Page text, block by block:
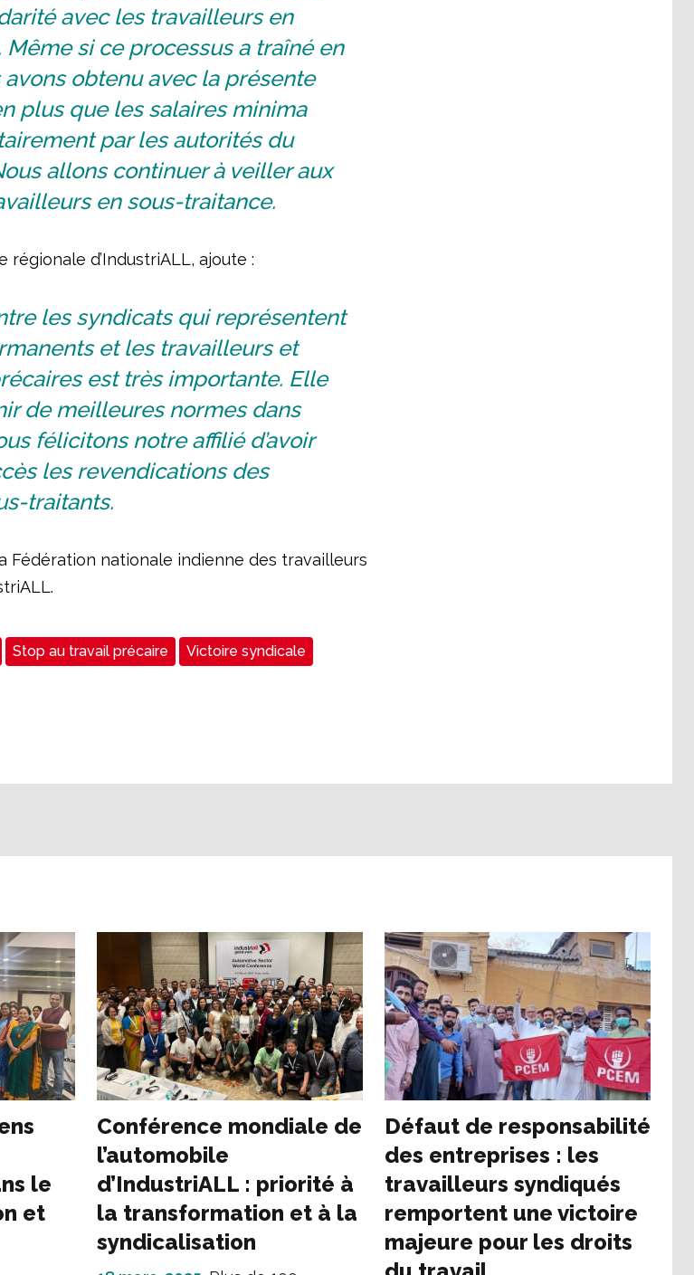
avec les travailleurs en
si ce processus a traîné en
avons obtenu avec la présente
plus que les salaires minima
par les autorités du
allons continuer à veiller aux
en sous-traitance.
régionale d’IndustriALL, ajoute :
les syndicats qui représentent
et les travailleurs et
est très importante. Elle
de meilleures normes dans
félicitons notre affilié d’avoir
les revendications des
traitants.
Fédération nationale indienne des travailleurs
Stop au travail précaire Victoire syndicale
le
et
Conférence mondiale de
l’automobile
d’IndustriALL : priorité à
la transformation et à la
syndicalisation
Défaut de responsabilité
des entreprises : les
travailleurs syndiqués
remportent une victoire
majeure pour les droits